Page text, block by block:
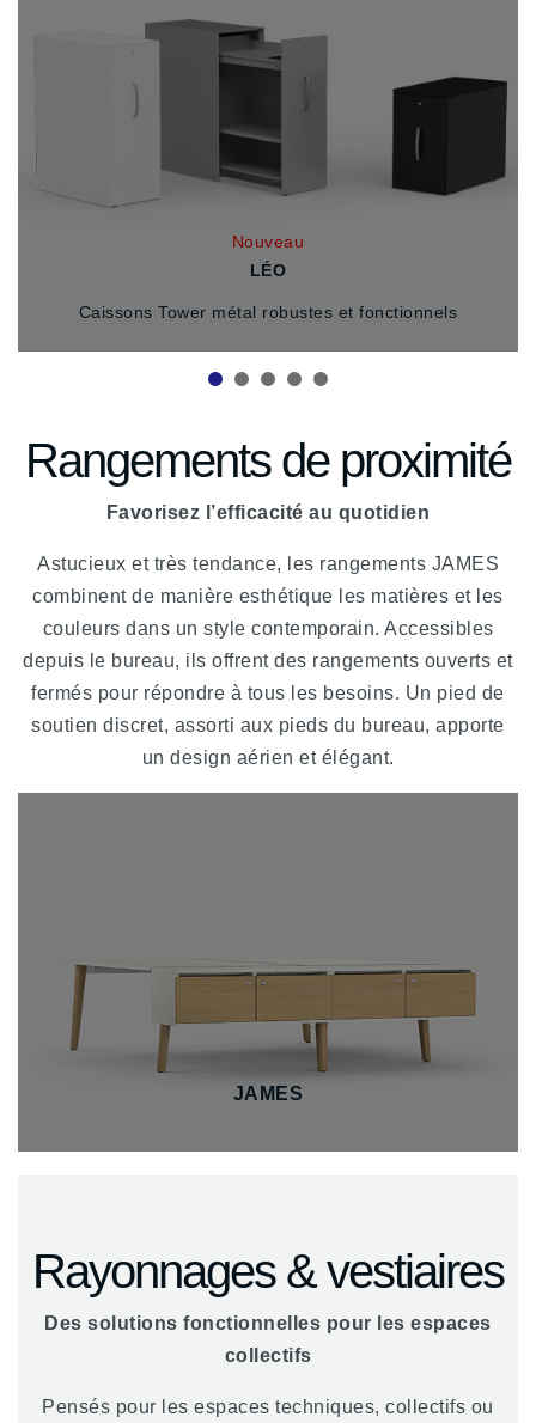
Nouveau
LÉO
Caissons Tower métal robustes et fonctionnels
Rangements de proximité
Favorisez l’efficacité au quotidien
Astucieux et très tendance, les rangements JAMES
combinent de manière esthétique les matières et les
couleurs dans un style contemporain. Accessibles
depuis le bureau, ils offrent des rangements ouverts et
fermés pour répondre à tous les besoins. Un pied de
soutien discret, assorti aux pieds du bureau, apporte
un design aérien et élégant.
JAMES
Rayonnages & vestiaires
Des solutions fonctionnelles pour les espaces
collectifs
Pensés pour les espaces techniques, collectifs ou